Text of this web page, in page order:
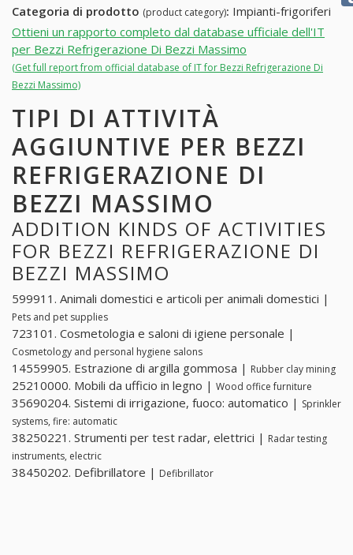
Categoria di prodotto (product category): Impianti-frigoriferi
Ottieni un rapporto completo dal database ufficiale dell'IT
per Bezzi Refrigerazione Di Bezzi Massimo
(Get full report from official database of IT for Bezzi Refrigerazione Di
Bezzi Massimo)
TIPI DI ATTIVITÀ
AGGIUNTIVE PER BEZZI
REFRIGERAZIONE DI
BEZZI MASSIMO
ADDITION KINDS OF ACTIVITIES
FOR BEZZI REFRIGERAZIONE DI
BEZZI MASSIMO
599911. Animali domestici e articoli per animali domestici |
Pets and pet supplies
723101. Cosmetologia e saloni di igiene personale |
Cosmetology and personal hygiene salons
14559905. Estrazione di argilla gommosa | Rubber clay mining
25210000. Mobili da ufficio in legno | Wood office furniture
35690204. Sistemi di irrigazione, fuoco: automatico | Sprinkler
systems, fire: automatic
38250221. Strumenti per test radar, elettrici | Radar testing
instruments, electric
38450202. Defibrillatore | Defibrillator